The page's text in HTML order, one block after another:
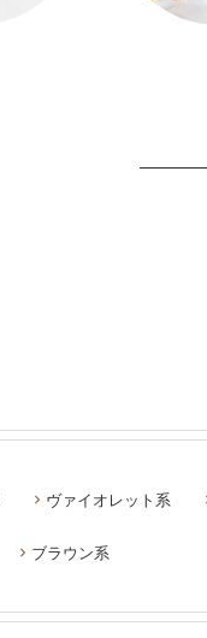
ヴァイオレット系
ブラウン系